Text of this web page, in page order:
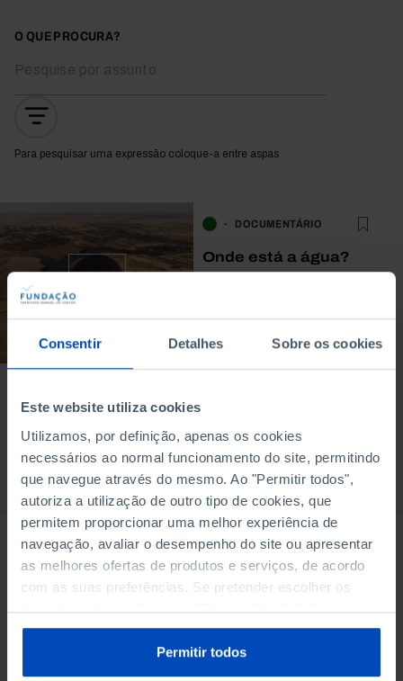
Consentir Detalhes Sobre os cookies
Este website utiliza cookies
Utilizamos, por definição, apenas os cookies
necessários ao normal funcionamento do site, permitindo
que navegue através do mesmo. Ao "Permitir todos",
autoriza a utilização de outro tipo de cookies, que
permitem proporcionar uma melhor experiência de
navegação, avaliar o desempenho do site ou apresentar
as melhores ofertas de produtos e serviços, de acordo
com as suas preferências. Se pretender escolher os
tipos de cookies, clique em "Personalizar". Saiba mais
sobre cookies através da gestão de preferências ou da
Política de Cookies.
Permitir todos
O QUE PROCURA?
Para pesquisar uma expressão coloque-a entre aspas
DOCUMENTÁRIO
Onde está a água?
58 MIN
À venda na Livraria